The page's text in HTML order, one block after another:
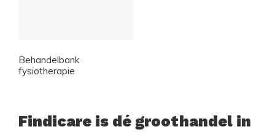
Behandelbank
fysiotherapie
Findicare is dé groothandel in